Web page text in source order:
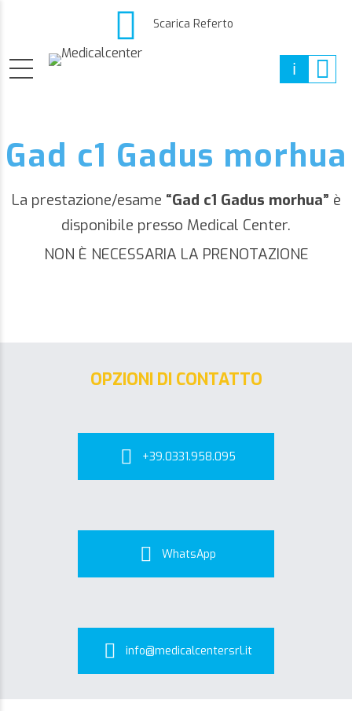
Scarica Referto
Gad c1 Gadus morhua
La prestazione/esame “Gad c1 Gadus morhua” è
disponibile presso Medical Center.
NON È NECESSARIA LA PRENOTAZIONE
OPZIONI DI CONTATTO
+39.0331.958.095
WhatsApp
info@medicalcentersrl.it